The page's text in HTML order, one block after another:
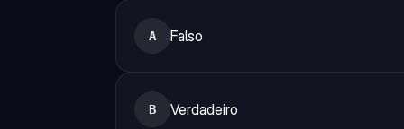
A Falso
B Verdadeiro